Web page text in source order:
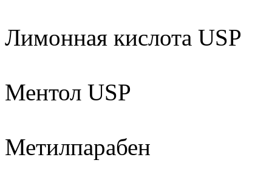
Лимонная кислота USP
Ментол USP
Метилпарабен